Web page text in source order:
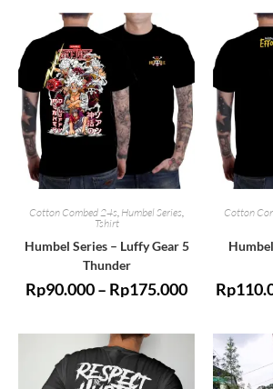
Cotton Combed 24s, Humbel Series,
Tshirt
Humbel Series – Luffy Gear 5
Thunder
Rp90.000– Rp175.000
Cotton
Rp